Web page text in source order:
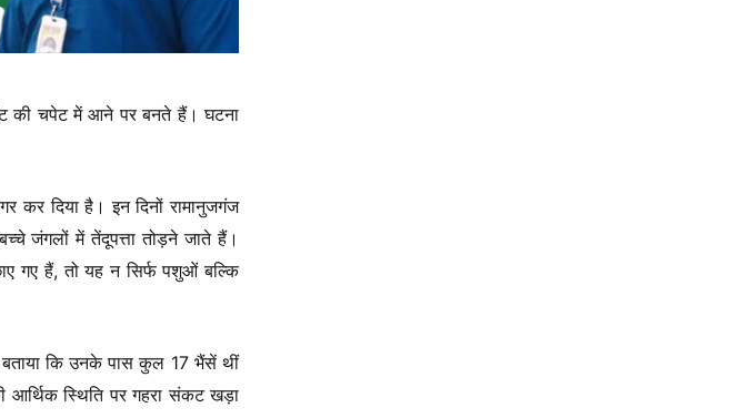
की चपेट में आने पर बनते हैं। घटना
कर दिया है। इन दिनों रामानुजगंज
जंगलों में तेंदूपत्ता तोड़ने जाते हैं।
गए हैं, तो यह न सिर्फ पशुओं बल्कि
बताया कि उनके पास कुल 17 भैंसें थीं
आर्थिक स्थिति पर गहरा संकट खड़ा